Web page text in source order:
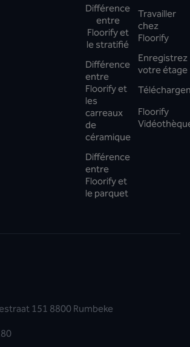
Différence
entre
Floorify et
le stratifié
Différence
entre
Floorify et
les
carreaux
de
céramique
Différence
entre
Floorify et
le parquet
Travailler
chez
Floorify
Enregistrez
votre étage
Floorify
151 8800 Rumbeke